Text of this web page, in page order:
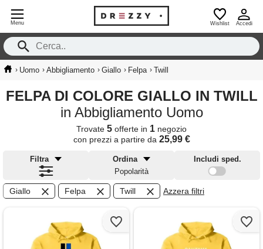
Menu Wishlist Accedi
› Uomo › Abbigliamento › Giallo › Felpa › Twill
FELPA DI COLORE GIALLO IN TWILL
in Abbigliamento Uomo
Trovate 5 offerte in 1 negozio
con prezzi a partire da 25,99 €
Filtra
Ordina
Popolarità
Includi sped.
Giallo Felpa Twill Azzera filtri